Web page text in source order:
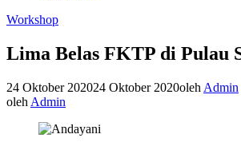
Workshop
Lima Belas FKTP di Pulau
24 Oktober 202024 Oktober 2020oleh Admin
oleh Admin